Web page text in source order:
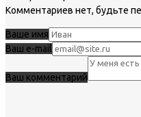
Комментариев нет, будьте
Ваше имя
Ваш e-mail
Ваш комментарий